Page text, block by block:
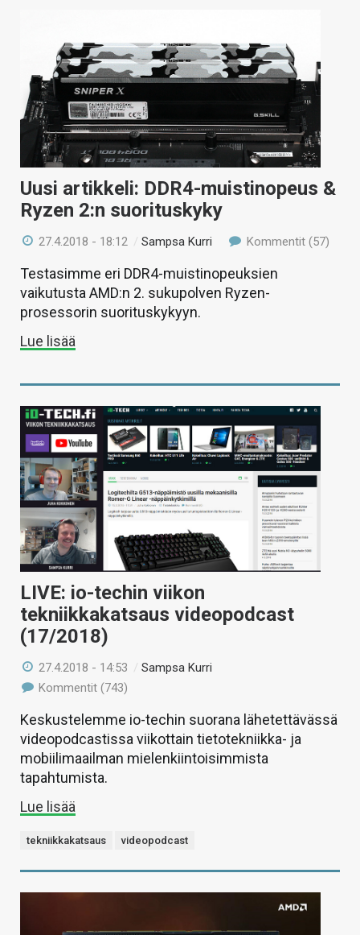
Uusi artikkeli: DDR4-muistinopeus &
Ryzen 2:n suorituskyky
27.4.2018 - 18:12 /Sampsa Kurri Kommentit (57)
Testasimme eri DDR4-muistinopeuksien
vaikutusta AMD:n 2. sukupolven Ryzen-
prosessorin suorituskykyyn.
Lue lisää
LIVE: io-techin viikon
tekniikkakatsaus videopodcast
(17/2018)
27.4.2018 - 14:53 /Sampsa Kurri
Kommentit (743)
Keskustelemme io-techin suorana lähetettävässä
videopodcastissa viikottain tietotekniikka- ja
mobiilimaailman mielenkiintoisimmista
tapahtumista.
Lue lisää
tekniikkakatsaus videopodcast